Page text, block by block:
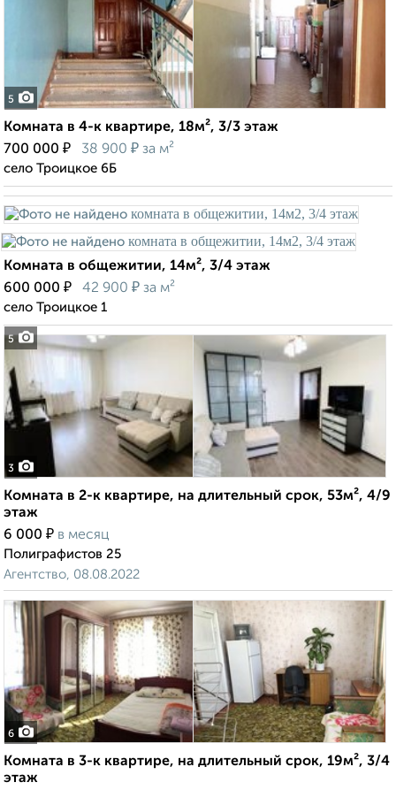
5
Комната в 4-к квартире, 18м², 3/3 этаж
700 000 ₽ 38 900 ₽ за м²
село Троицкое 6Б
5
Комната в общежитии, 14м², 3/4 этаж
600 000 ₽ 42 900 ₽ за м²
село Троицкое 1
3
Комната в 2-к квартире, на длительный срок, 53м², 4/9
этаж
6 000 ₽ в месяц
Полиграфистов 25
Агентство, 08.08.2022
6
Комната в 3-к квартире, на длительный срок, 19м², 3/4
этаж